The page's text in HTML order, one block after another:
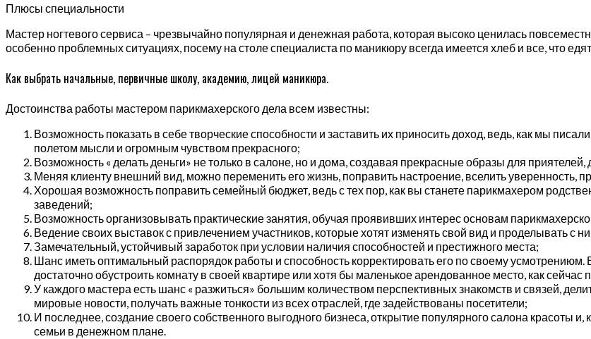
Плюсы специальности
Мастер ногтевого сервиса – чрезвычайно популярная и денежная работа, которая высоко ценилась
особенно проблемных ситуациях, посему на столе специалиста по маникюру всегда имеется хлеб и все, что
Как выбрать начальные, первичные школу, академию, лицей маникюра.
Достоинства работы мастером парикмахерского дела всем известны:
Возможность показать в себе творческие способности и заставить их приносить доход, ведь, как мы
полетом мысли и огромным чувством прекрасного;
Возможность « делать деньги» не только в салоне, но и дома, создавая прекрасные образы для приятелей,
Меняя клиенту внешний вид, можно переменить его жизнь, поправить настроение, вселить уверенность,
Хорошая возможность поправить семейный бюджет, ведь с тех пор, как вы станете парикмахером
заведений;
Возможность организовывать практические занятия, обучая проявивших интерес основам
Ведение своих выставок с привлечением участников, которые хотят изменять свой вид и проделывать с
Замечательный, устойчивый заработок при условии наличия способностей и престижного места;
Шанс иметь оптимальный распорядок работы и способность корректировать его по своему
достаточно обустроить комнату в своей квартире или хотя бы маленькое арендованное место, как
У каждого мастера есть шанс « разжиться» большим количеством перспективных знакомств и связей,
мировые новости, получать важные тонкости из всех отраслей, где задействованы посетители;
И последнее, создание своего собственного выгодного бизнеса, открытие популярного салона красоты
семьи в денежном плане.